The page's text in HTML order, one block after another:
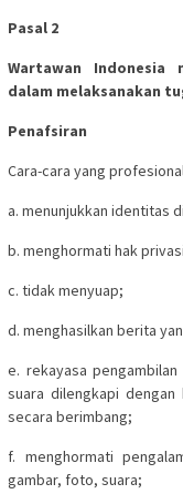
Pasal 2
Wartawan Indonesia
dalam melaksanakan
Penafsiran
Cara-cara yang
a. menunjukkan identitas
b. menghormati hak
c. tidak menyuap;
d. menghasilkan berita
e. rekayasa
suara dilengkapi
secara berimbang;
f. menghormati
gambar, foto, suara;